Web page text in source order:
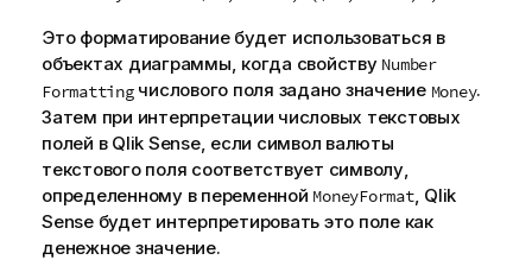
а
з
к
е
Это форматирование будет использоваться в
объектах диаграммы, когда свойству Number
Formattingчислового поля задано значение Money.
Затем при интерпретации числовых текстовых
полей в Qlik Sense, если символ валюты
текстового поля соответствует символу,
определенному в переменной MoneyFormat, Qlik
Senseбудет интерпретировать это поле как
денежное значение.